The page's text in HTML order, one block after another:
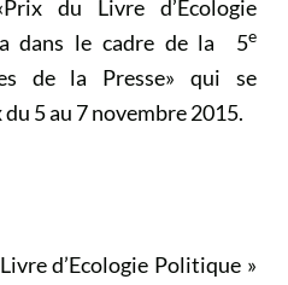
du Livre d’Ecologie
dans le cadre de la 5e
de la Presse» qui se
5 au 7 novembre 2015.
d’Ecologie Politique »